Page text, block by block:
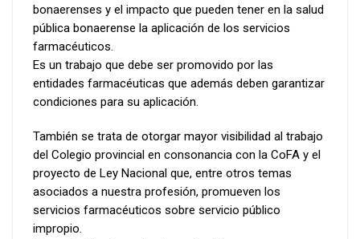
bonaerenses y el impacto que pueden tener en la salud
pública bonaerense la aplicación de los servicios
farmacéuticos.
Es un trabajo que debe ser promovido por las
entidades farmacéuticas que además deben garantizar
condiciones para su aplicación.
También se trata de otorgar mayor visibilidad al trabajo
del Colegio provincial en consonancia con la CoFA y el
proyecto de Ley Nacional que, entre otros temas
asociados a nuestra profesión, promueven los
servicios farmacéuticos sobre servicio público
impropio.